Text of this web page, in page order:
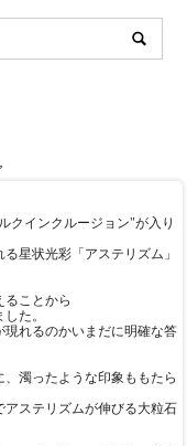
クインクルージョン"が入り
星状光彩「アステリズム」
ることから
た。
れるのかいまだに明確な答
濁ったような印象ももたら
ステリズムが伸びる大粒石